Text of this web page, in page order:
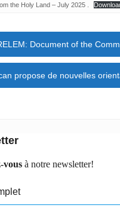
the Holy Land – July 2025 .
Document of the
propose de nouvelles
vous à notre newsletter!